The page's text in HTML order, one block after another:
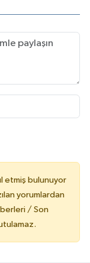
etmiş bulunuyor
yorumlardan
/ Son